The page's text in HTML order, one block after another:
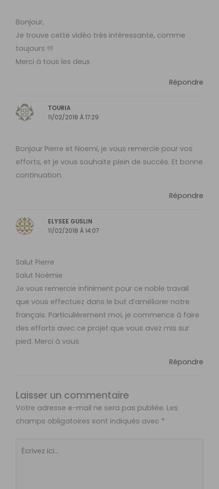
Bonjour,
Je trouve cette vidéo très intéressante, comme
toujours !!!
Merci à tous les deux
Répondre
TOURIA
11/02/2018 À 17:29
Bonjour Pierre et Noemi, je vous remercie pour vos
efforts, et je vous souhaite plein de succès. Et bonne
continuation.
Répondre
ELYSEE GUSLIN
11/02/2018 À 14:07
Salut Pierre
Salut Noémie
Je vous remercie infiniment pour ce noble travail
que vous effectuez dans le but d’améliorer notre
français. Particulièrement moi, je commence à faire
des efforts avec ce projet que vous avez mis sur
pied. Merci à vous
Répondre
Laisser un commentaire
Votre adresse e-mail ne sera pas publiée. Les
champs obligatoires sont indiqués avec *